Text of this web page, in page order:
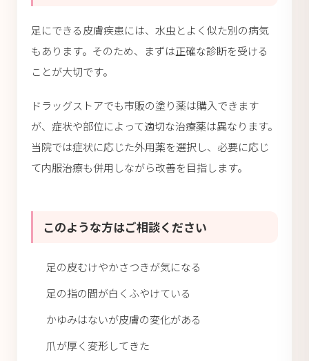
足にできる皮膚疾患には、水虫とよく似た別の病気
もあります。そのため、まずは正確な診断を受ける
ことが大切です。
ドラッグストアでも市販の塗り薬は購入できます
が、症状や部位によって適切な治療薬は異なります。
当院では症状に応じた外用薬を選択し、必要に応じ
て内服治療も併用しながら改善を目指します。
このような方はご相談ください
足の皮むけやかさつきが気になる
足の指の間が白くふやけている
かゆみはないが皮膚の変化がある
爪が厚く変形してきた